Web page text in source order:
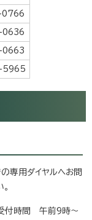
0766
0636
0663
5965
専用ダイヤルへお問
付時間 午前9時～